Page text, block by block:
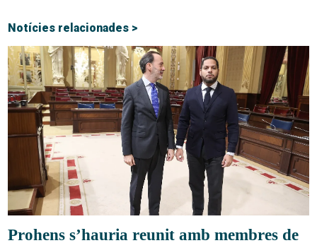
Notícies relacionades >
Prohens s’hauria reunit amb membres de